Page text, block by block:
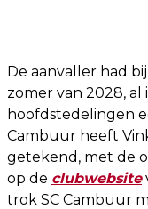
De aanvaller had
zomer van 2028,
hoofdstedelingen
Cambuur heeft
getekend, met de
op de clubwebsite
trok SC Cambuur